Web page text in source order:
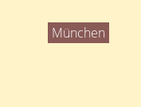
München